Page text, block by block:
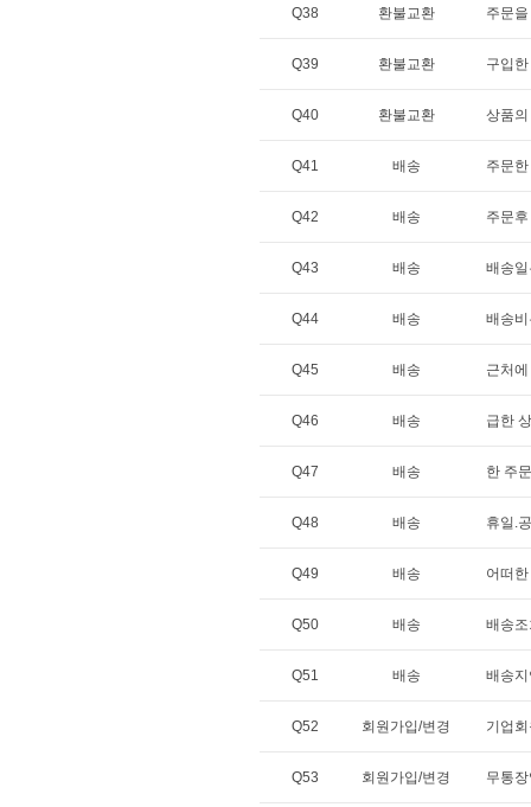
Q38 환불교환 주문
Q39 환불교환 구입
Q40 환불교환 상품
Q41 배송 주문
Q42 배송 주문
Q43 배송 배송
Q44 배송 배송
Q45 배송 근처
Q46 배송 급한
Q47 배송 한 주
Q48 배송 휴일.
Q49 배송 어떠
Q50 배송 배송
Q51 배송 배송
Q52 회원가입/변경 기업
Q53 회원가입/변경 무통